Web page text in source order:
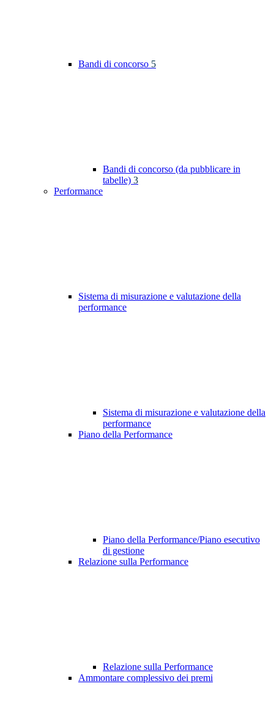
Bandi di concorso 5
Bandi di concorso (da pubblicare in
tabelle) 3
Performance
Sistema di misurazione e valutazione della
performance
Sistema di misurazione e valutazione della
performance
Piano della Performance
Piano della Performance/Piano esecutivo
di gestione
Relazione sulla Performance
Relazione sulla Performance
Ammontare complessivo dei premi